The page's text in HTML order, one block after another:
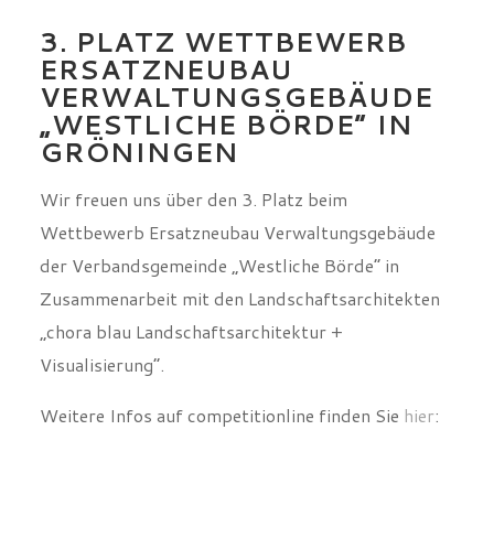
3. PLATZ WETTBEWERB
ERSATZNEUBAU
VERWALTUNGSGEBÄUDE
„WESTLICHE BÖRDE“ IN
GRÖNINGEN
Wir freuen uns über den 3. Platz beim
Wettbewerb Ersatzneubau Verwaltungsgebäude
der Verbandsgemeinde „Westliche Börde“ in
Zusammenarbeit mit den Landschaftsarchitekten
„chora blau Landschaftsarchitektur +
Visualisierung“.
Weitere Infos auf competitionline finden Sie hier: